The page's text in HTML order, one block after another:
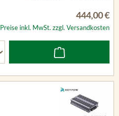
444,00 €
Preise inkl. MwSt. zzgl. Versandkosten